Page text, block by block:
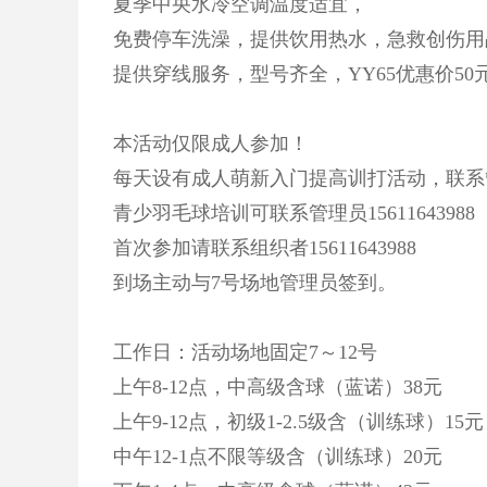
夏季中央水冷空调温度适宜，
免费停车洗澡，提供饮用热水，急救创伤
提供穿线服务，型号齐全，YY65优惠价50
本活动仅限成人参加！
每天设有成人萌新入门提高训打活动，联系
青少羽毛球培训可联系管理员15611643988
首次参加请联系组织者15611643988
到场主动与7号场地管理员签到。
工作日：活动场地固定7～12号
上午8-12点，中高级含球（蓝诺）38元
上午9-12点，初级1-2.5级含（训练球）15元
中午12-1点不限等级含（训练球）20元